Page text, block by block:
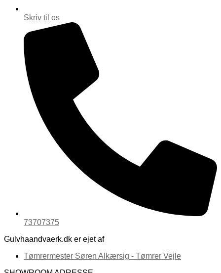
Skriv til os
73707375
Gulvhaandvaerk.dk er ejet af
Tømrermester Søren Alkærsig - Tømrer Vejle